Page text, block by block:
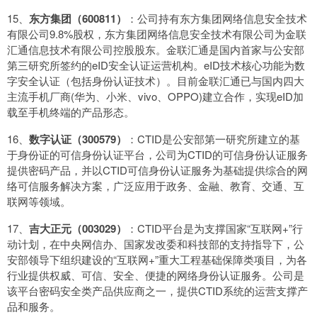
15、 东方集团（600811）
：公司持有东方集团网络信息安全技术
有限公司9.8%股权，东方集团网络信息安全技术有限公司为金联
汇通信息技术有限公司控股股东。金联汇通是国内首家与公安部
第三研究所签约的eID安全认证运营机构。eID技术核心功能为数
字安全认证（包括身份认证技术）。目前金联汇通已与国内四大
主流手机厂商(华为、小米、vivo、OPPO)建立合作，实现eID加
载至手机终端的产品形态。
16、 数字认证（300579）
：CTID是公安部第一研究所建立的基
于身份证的可信身份认证平台，公司为CTID的可信身份认证服务
提供密码产品，并以CTID可信身份认证服务为基础提供综合的网
络可信服务解决方案，广泛应用于政务、金融、教育、交通、互
联网等领域。
17、 吉大正元（003029）
：CTID平台是为支撑国家“互联网+”行
动计划，在中央网信办、国家发改委和科技部的支持指导下，公
安部领导下组织建设的“互联网+”重大工程基础保障类项目，为各
行业提供权威、可信、安全、便捷的网络身份认证服务。公司是
该平台密码安全类产品供应商之一，提供CTID系统的运营支撑产
品和服务。